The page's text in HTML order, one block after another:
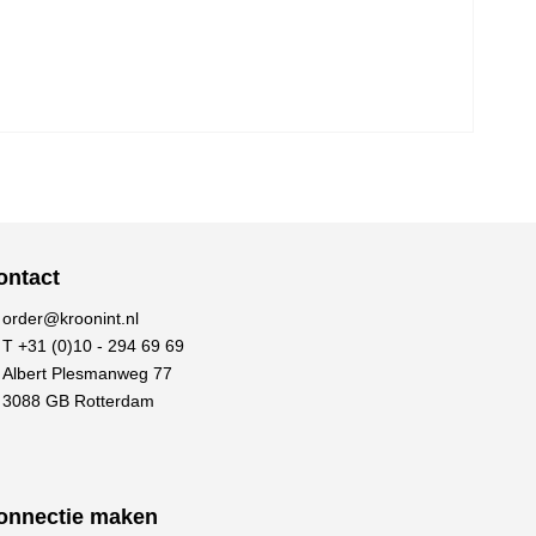
order@kroonint.nl
T +31 (0)10 - 294 69 69
Albert Plesmanweg 77
3088 GB Rotterdam
maken